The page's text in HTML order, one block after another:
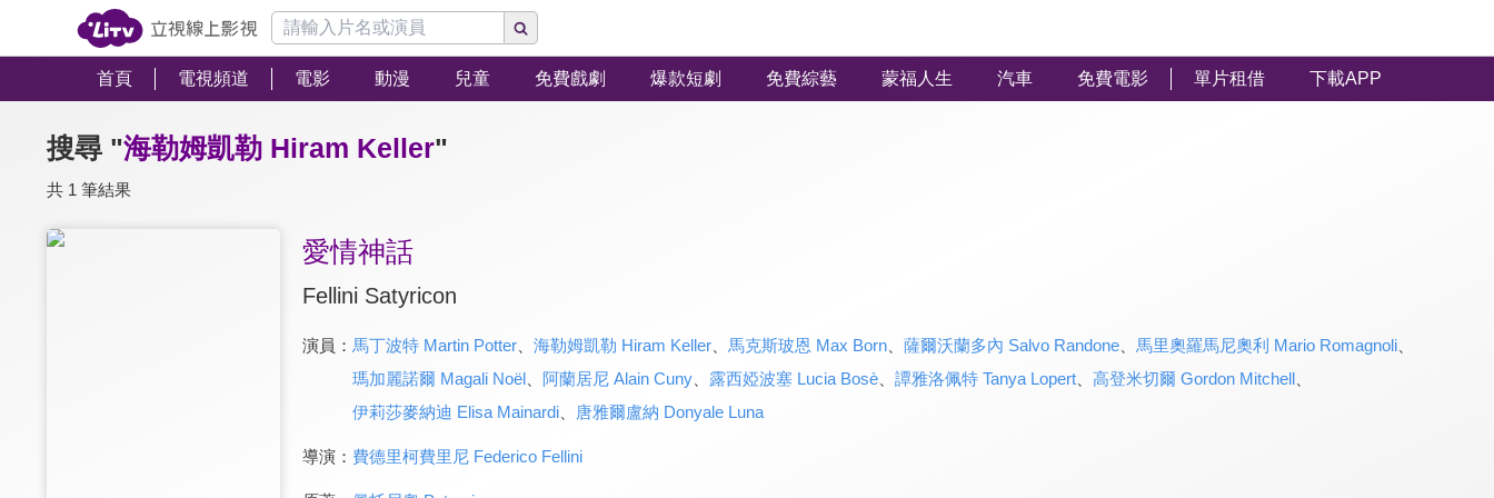
首頁 電視頻道 電影 動漫 兒童 免費戲劇 爆款短劇 免費綜藝 蒙福人生 汽車 免費電影 單片租借 下載APP
搜尋 "海勒姆凱勒 Hiram Keller"
共 1 筆結果
愛情神話
Fellini Satyricon
演員： 馬丁波特 Martin Potter、 海勒姆凱勒 Hiram Keller、 馬克斯玻恩 Max Born、 薩爾沃蘭多內 Salvo Randone、 馬里奧羅馬尼奧利 Mario Romagnoli、
瑪加麗諾爾 Magali Noël、 阿蘭居尼 Alain Cuny、 露西婭波塞 Lucia Bosè、 譚雅洛佩特 Tanya Lopert、 高登米切爾 Gordon Mitchell、
伊莉莎麥納迪 Elisa Mainardi、 唐雅爾盧納 Donyale Luna
導演： 費德里柯費里尼 Federico Fellini